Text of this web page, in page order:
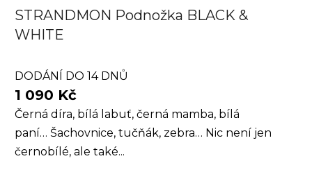
STRANDMON Podnožka BLACK &
WHITE
DODÁNÍ DO 14 DNŮ
1 090 Kč
Černá díra, bílá labuť, černá mamba, bílá
paní… Šachovnice, tučňák, zebra… Nic není jen
černobílé, ale také...